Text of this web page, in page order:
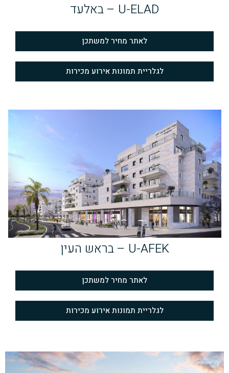
U-ELAD – באלעד
לאתר מחיר למשתכן
לגלריית תמונות אירוע מכירות
U-AFEK – בראש העין
לאתר מחיר למשתכן
לגלריית תמונות אירוע מכירות